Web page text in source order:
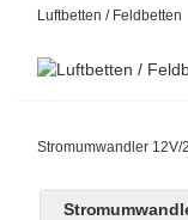
Luftbetten / Feldbetten
Stromumwandler 12V/